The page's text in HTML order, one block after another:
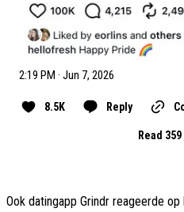
2:19 PM · Jun 7, 2026
8.5K Reply
Read
Ook datingapp Grindr reageerde